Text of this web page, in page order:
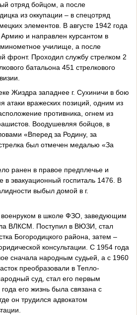
отряд бойцом, а после
из оккупации – в спецотряд
элементов. В августе 1942 года
и направлен курсантом в
училище, а после
фронт. Проходил службу стрелком 2
батальона 451 стрелкового
Жиздра западнее г. Сухиничи в бою
атаки вражеских позиций, одним из
противника, огнем из
Воодушевляя бойцов, в
«Вперед за Родину, за
был отмечен медалью «За
ранен в правое предплечье и
в эвакуационный госпиталь 1476. В
выбыл домой в г.
военруком в школе ФЗО, заведующим
ВЛКСМ. Поступил в ВЮЗИ, стал
Богородицкого района, затем –
консультации. С 1954 года
сначала народным судьей, а с 1960
преобразовали в Тепло-
суд, стал его первым
его жизнь была связана с
он трудился адвокатом